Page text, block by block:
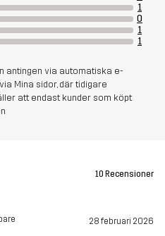
1
0
1
1
antingen via automatiska e-
Mina sidor, där tidigare
att endast kunder som köpt
10 Recensioner
28 februari 2026